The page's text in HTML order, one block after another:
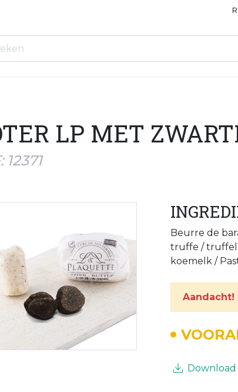
LP MET
12371
Beurre de
truffe / truffel
koemelk /
Aandacht!
Download